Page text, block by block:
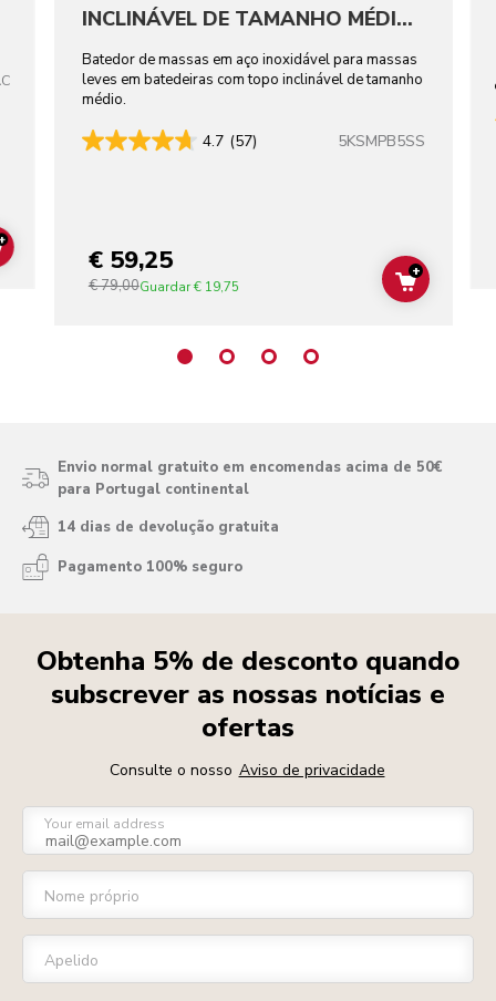
ADD TO CART
INCLINÁVEL DE TAMANHO MÉDIO
Batedor de massas em aço inoxidável para massas
leves em batedeiras com topo inclinável de tamanho
médio.
4.7 (57) 5KSMPB5SS
€ 59,25
€ 79,00Guardar€ 19,75 ADD TO
+
Envio normal gratuito em encomendas acima de 50€
para Portugal continental
14 dias de devolução gratuita
Pagamento 100% seguro
Obtenha 5% de desconto quando
subscrever as nossas notícias e
ofertas
Consulte o nosso Aviso de privacidade
Your email address
Nome próprio
Apelido